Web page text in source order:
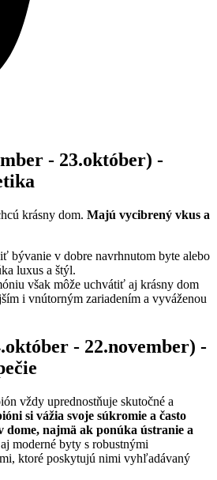
- 23.október) -
krásny dom. Majú vycibrený vkus a
bývanie v dobre navrhnutom byte alebo
luxus a štýl.
však môže uchvátiť aj krásny dom
i vnútorným zariadením a vyváženou
- 22.november) -
vždy uprednostňuje skutočné a
si vážia svoje súkromie a často
dome, najmä ak ponúka ústranie a
moderné byty s robustnými
ktoré poskytujú nimi vyhľadávaný